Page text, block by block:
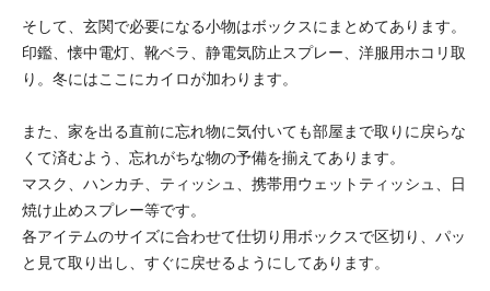
そして、玄関で必要になる小物はボックスにまとめてあります。
印鑑、懐中電灯、靴ベラ、静電気防止スプレー、洋服用ホコリ取
り。冬にはここにカイロが加わります。
また、家を出る直前に忘れ物に気付いても部屋まで取りに戻らな
くて済むよう、忘れがちな物の予備を揃えてあります。
マスク、ハンカチ、ティッシュ、携帯用ウェットティッシュ、日
焼け止めスプレー等です。
各アイテムのサイズに合わせて仕切り用ボックスで区切り、パッ
と見て取り出し、すぐに戻せるようにしてあります。